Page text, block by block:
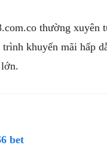
thường xuyên
khuyến mãi hấp
bet